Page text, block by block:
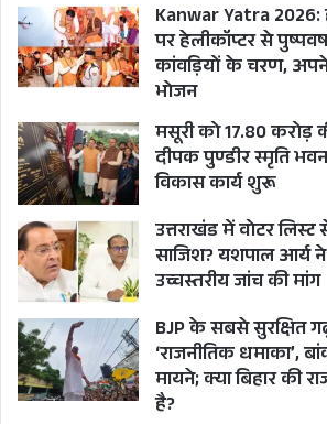
इससे पहले भी सीएम धामी हिमाचल
पर चुनाव प्रचार करने पहुंचे थे।
उत्तराखंड चुनाव में बीजेपी की जीत के
सबसे बड़े चेहरे के तौर पर पार्टी
प्रचार में उतार रहे हैं। खासकर
तरह से सीएम धामी के पक्ष में 93
मुख्यमंत्री की लोकप्रियता को नए
Kanwar Yatra 2026:
पर हेलीकॉप्टर से
कांवड़ियों के चरण, अपने
भोजन
मसूरी को 17.80 करोड़
दीपक पुण्डीर स्मृति
विकास कार्य शुरू
उत्तराखंड में वोटर लिस्ट
साजिश? यशपाल आर्य
उच्चस्तरीय जांच की मांग
BJP के सबसे सुरक्षित
‘राजनीतिक धमाका’,
मायने; क्या बिहार की
है?